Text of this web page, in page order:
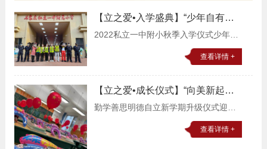
【立之爱•入学盛典】“少年自有征
途，共赴星辰大海”——2022级一
2022私立一中附小秋季入学仪式少年自
有征途共赴星辰大海让我们一起开启小
学生活初相遇天云收夏色，木叶动秋声
的书包，和爸爸妈妈
查看详情 +
【立之爱•成长仪式】“向美新起
点，点燃新希望”——2022年秋季
勤学善思明德自立新学期升级仪式迎接
新学期到来要踏入新的旅程又是一年入
学季，带着对新学期的无限期望，石家
查看详情 +